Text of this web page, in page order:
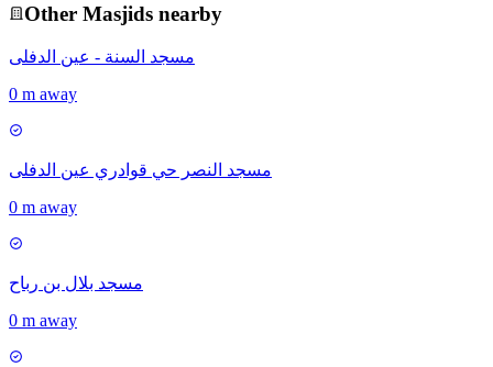
Other Masjids nearby
مسجد السنة - عين الدفلى
0 m away
مسجد النصر حي قوادري عين الدفلى
0 m away
مسجد بلال بن رباح
0 m away